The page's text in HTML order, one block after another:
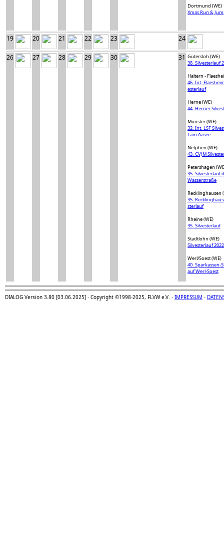
Dortmund (WE)
Xmas Run &
19 20 21 22 23 24
26 27 28 29 30 31 Gütersloh (WE)
38. Silvesterlauf
Haltern -
46. Int.
esterlauf
Herne (WE)
44. Herner
Münster (WE)
32. Int. LSF
f am Aasee
Netphen (WE)
43. CVJM
Petershagen
35. Silvesterlauf
Wasserstraße
Recklinghausen
35.
sterlauf
Rheine (WE)
35. Silvesterlauf
Stadtlohn (WE)
Silvesterlauf 2022
Werl/Soest (WE)
40. Sparkassen-
auf Werl-Soest
DIALOG Version 3.80 [03.06.2025] - Copyright ©1998-2025, FLVW e.V. - IMPRESSUM -